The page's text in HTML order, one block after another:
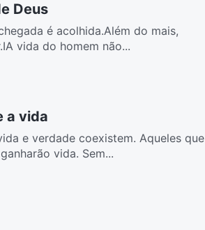
Deus
é acolhida.Além do mais,
vida do homem não...
a vida
e verdade coexistem. Aqueles que
vida. Sem...